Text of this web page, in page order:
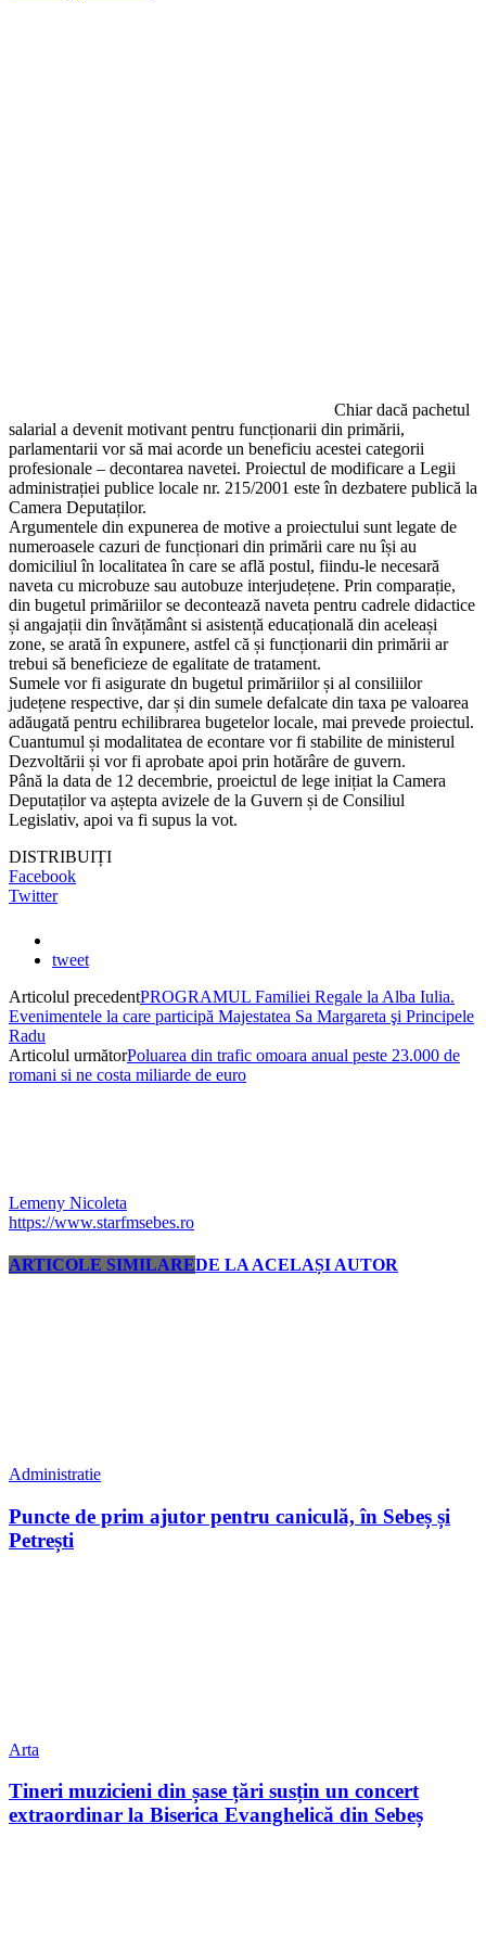
Chiar dacă pachetul
salarial a devenit motivant pentru funcționarii din primării,
parlamentarii vor să mai acorde un beneficiu acestei categorii
profesionale – decontarea navetei. Proiectul de modificare a Legii
administrației publice locale nr. 215/2001 este în dezbatere publică la
Camera Deputaților.
Argumentele din expunerea de motive a proiectului sunt legate de
numeroasele cazuri de funcționari din primării care nu își au
domiciliul în localitatea în care se află postul, fiindu-le necesară
naveta cu microbuze sau autobuze interjudețene. Prin comparație,
din bugetul primăriilor se decontează naveta pentru cadrele didactice
și angajații din învățământ si asistență educațională din aceleași
zone, se arată în expunere, astfel că și funcționarii din primării ar
trebui să beneficieze de egalitate de tratament.
Sumele vor fi asigurate dn bugetul primăriilor și al consiliilor
județene respective, dar și din sumele defalcate din taxa pe valoarea
adăugată pentru echilibrarea bugetelor locale, mai prevede proiectul.
Cuantumul și modalitatea de econtare vor fi stabilite de ministerul
Dezvoltării și vor fi aprobate apoi prin hotărâre de guvern.
Până la data de 12 decembrie, proeictul de lege inițiat la Camera
Deputaților va aștepta avizele de la Guvern și de Consiliul
Legislativ, apoi va fi supus la vot.
DISTRIBUIȚI
Facebook
Twitter
tweet
Articolul precedentPROGRAMUL Familiei Regale la Alba Iulia.
Evenimentele la care participă Majestatea Sa Margareta şi Principele
Radu
Articolul următorPoluarea din trafic omoara anual peste 23.000 de
romani si ne costa miliarde de euro
Lemeny Nicoleta
https://www.starfmsebes.ro
ARTICOLE SIMILAREDE LA ACELAȘI AUTOR
Administratie
Puncte de prim ajutor pentru caniculă, în Sebeș și
Petrești
Arta
Tineri muzicieni din șase țări susțin un concert
extraordinar la Biserica Evanghelică din Sebeș